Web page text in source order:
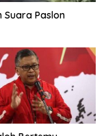
Suara Paslon